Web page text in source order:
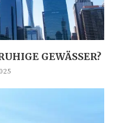
GEWÄSSER?